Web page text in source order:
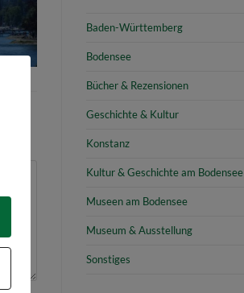
Baden-Württemberg
Bodensee
Bücher & Rezensionen
Geschichte & Kultur
Konstanz
Kultur & Geschichte am Bodensee
Museen am Bodensee
Museum & Ausstellung
Sonstiges